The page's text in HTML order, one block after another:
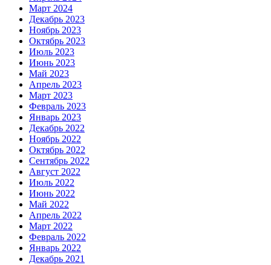
Март 2024
Декабрь 2023
Ноябрь 2023
Октябрь 2023
Июль 2023
Июнь 2023
Май 2023
Апрель 2023
Март 2023
Февраль 2023
Январь 2023
Декабрь 2022
Ноябрь 2022
Октябрь 2022
Сентябрь 2022
Август 2022
Июль 2022
Июнь 2022
Май 2022
Апрель 2022
Март 2022
Февраль 2022
Январь 2022
Декабрь 2021